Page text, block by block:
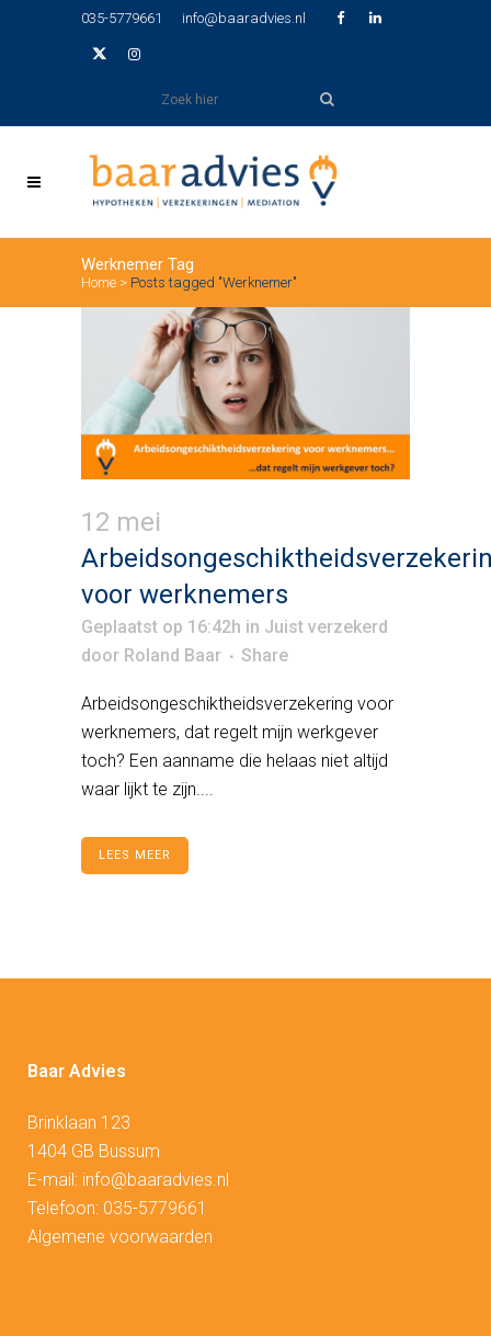
035-5779661 info@baaradvies.nl
Werknemer Tag
Home > Posts tagged "Werknemer"
12 mei
voor werknemers
Geplaatst op 16:42h in Juist verzekerd
door Roland Baar Share
Arbeidsongeschiktheidsverzekering voor
werknemers, dat regelt mijn werkgever
toch? Een aanname die helaas niet altijd
waar lijkt te zijn....
LEES MEER
Baar Advies
Brinklaan 123
1404 GB Bussum
E-mail: info@baaradvies.nl
Telefoon: 035-5779661
Algemene voorwaarden